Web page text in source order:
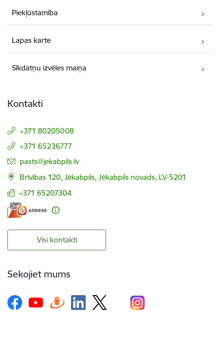
Piekļūstamība
Lapas karte
Sīkdatņu izvēles maiņa
Kontakti
+371 80205008
+371 65236777
E-pasts:
pasts@jekabpils.lv
Brīvības 120, Jēkabpils, Jēkabpils novads, LV-5201
+371 65207304
Visi kontakti
Sekojiet mums